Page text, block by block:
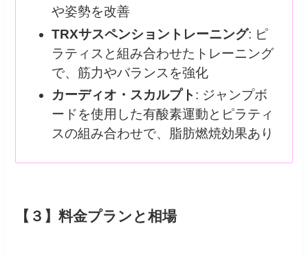
や姿勢を改善
TRXサスペンショントレーニング: ピ
ラティスと組み合わせたトレーニング
で、筋力やバランスを強化
カーディオ・スカルプト: ジャンプボ
ードを使用した有酸素運動とピラティ
スの組み合わせで、脂肪燃焼効果あり
【３】料金プランと相場